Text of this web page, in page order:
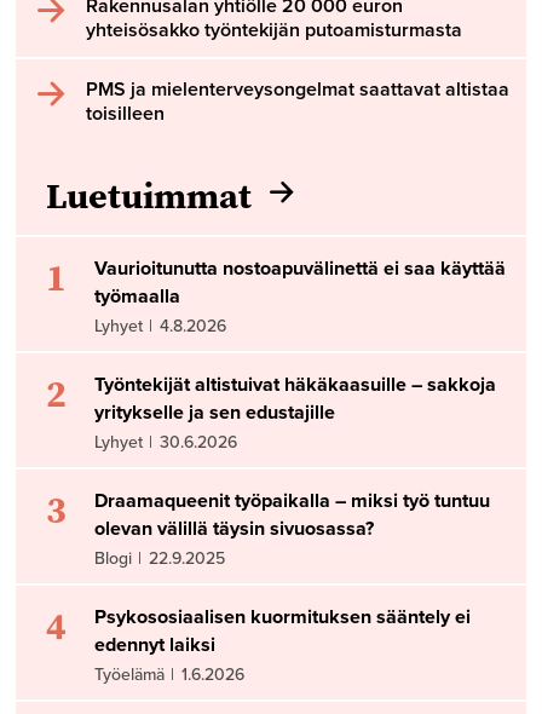
Rakennusalan yhtiölle 20 000 euron
yhteisösakko työntekijän putoamisturmasta
PMS ja mielenterveysongelmat saattavat altistaa
toisilleen
Luetuimmat
1
Vaurioitunutta nostoapuvälinettä ei saa käyttää
työmaalla
Lyhyet | 4.8.2026
2
Työntekijät altistuivat häkäkaasuille – sakkoja
yritykselle ja sen edustajille
Lyhyet | 30.6.2026
3
Draamaqueenit työpaikalla – miksi työ tuntuu
olevan välillä täysin sivuosassa?
Blogi | 22.9.2025
4
Psykososiaalisen kuormituksen sääntely ei
edennyt laiksi
Työelämä | 1.6.2026